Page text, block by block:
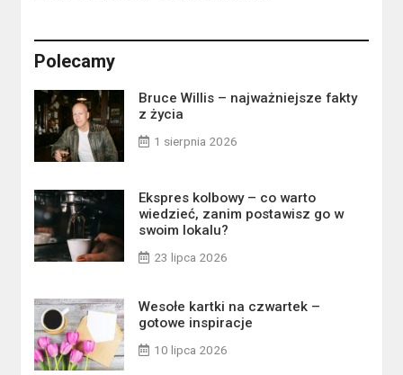
Polecamy
Bruce Willis – najważniejsze fakty
z życia
1 sierpnia 2026
Ekspres kolbowy – co warto
wiedzieć, zanim postawisz go w
swoim lokalu?
23 lipca 2026
Wesołe kartki na czwartek –
gotowe inspiracje
10 lipca 2026